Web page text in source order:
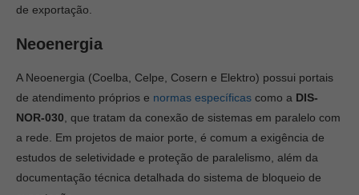
de exportação.
Neoenergia
A Neoenergia (Coelba, Celpe, Cosern e Elektro) possui portais
de atendimento próprios e normas específicas como a DIS-
NOR-030 , que tratam da conexão de sistemas em paralelo com
a rede. Em projetos de maior porte, é comum a exigência de
estudos de seletividade e proteção de paralelismo, além da
documentação técnica detalhada do sistema de bloqueio de